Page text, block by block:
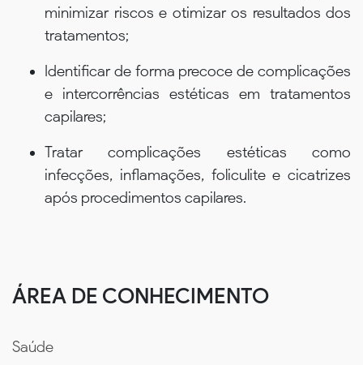
minimizar riscos e otimizar os resultados dos
tratamentos;
Identificar de forma precoce de complicações
e intercorrências estéticas em tratamentos
capilares;
Tratar complicações estéticas como
infecções, inflamações, foliculite e cicatrizes
após procedimentos capilares.
ÁREA DE CONHECIMENTO
Saúde